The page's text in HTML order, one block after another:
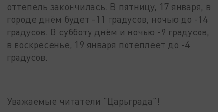
оттепель закончилась. В пятницу, 17 января, в
городе днём будет -11 градусов, ночью до -14
градусов. В субботу днём и ночью -9 градусов,
в воскресенье, 19 января потеплеет до -4
градусов.
Уважаемые читатели "Царьграда"!